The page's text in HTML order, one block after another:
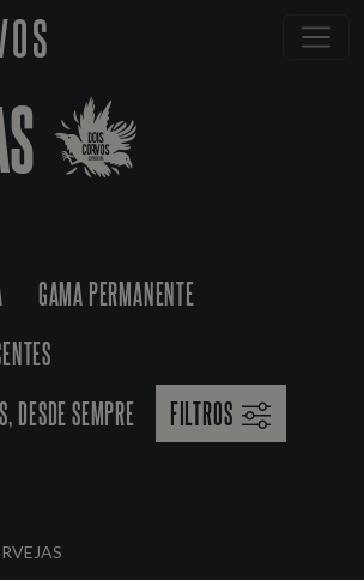
GAMA PERMANENTE
DESDE SEMPRE
FILTROS